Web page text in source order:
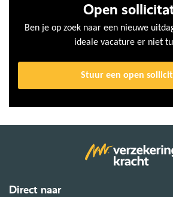
Open
Ben je op zoek naar een nieuwe
ideale vacature er niet
Stuur een open
Direct naar